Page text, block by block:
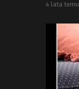
4 lata temu